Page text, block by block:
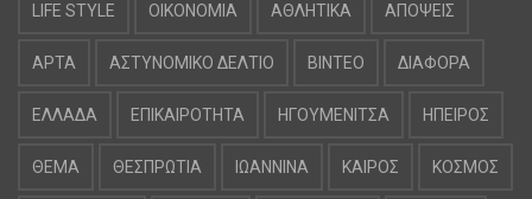
LIFE STYLE OIKONOMIA ΑΘΛΗΤΙΚΑ ΑΠΟΨΕΙΣ
ΑΡΤΑ ΑΣΤΥΝΟΜΙΚΟ ΔΕΛΤΙΟ ΒΙΝΤΕΟ ΔΙΑΦΟΡΑ
ΕΛΛΑΔΑ ΕΠΙΚΑΙΡΟΤΗΤΑ ΗΓΟΥΜΕΝΙΤΣΑ ΗΠΕΙΡΟΣ
ΘΕΜΑ ΘΕΣΠΡΩΤΙΑ ΙΩΑΝΝΙΝΑ ΚΑΙΡΟΣ ΚΟΣΜΟΣ